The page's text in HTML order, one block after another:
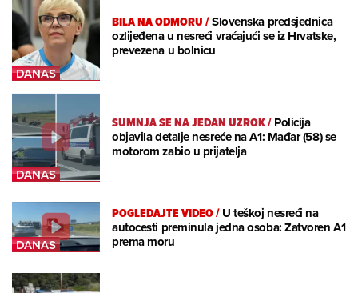
BILA NA ODMORU/Slovenska predsjednica
ozlijeđena u nesreći vraćajući se iz Hrvatske,
prevezena u bolnicu
SUMNJA SE NA JEDAN UZROK/Policija
objavila detalje nesreće na A1: Mađar (58) se
motorom zabio u prijatelja
POGLEDAJTE VIDEO/U teškoj nesreći na
autocesti preminula jedna osoba: Zatvoren A1
prema moru